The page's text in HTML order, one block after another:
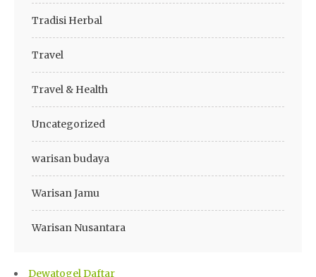
Tradisi Herbal
Travel
Travel & Health
Uncategorized
warisan budaya
Warisan Jamu
Warisan Nusantara
Dewatogel Daftar